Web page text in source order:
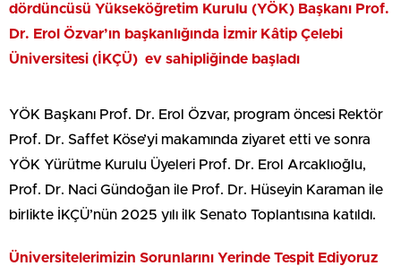
dördüncüsü Yükseköğretim Kurulu (YÖK) Başkanı Prof.
Dr. Erol Özvar’ın başkanlığında İzmir Kâtip Çelebi
Üniversitesi (İKÇÜ) ev sahipliğinde başladı
YÖK Başkanı Prof. Dr. Erol Özvar, program öncesi Rektör
Prof. Dr. Saffet Köse’yi makamında ziyaret etti ve sonra
YÖK Yürütme Kurulu Üyeleri Prof. Dr. Erol Arcaklıoğlu,
Prof. Dr. Naci Gündoğan ile Prof. Dr. Hüseyin Karaman ile
birlikte İKÇÜ’nün 2025 yılı ilk Senato Toplantısına katıldı.
Üniversitelerimizin Sorunlarını Yerinde Tespit Ediyoruz